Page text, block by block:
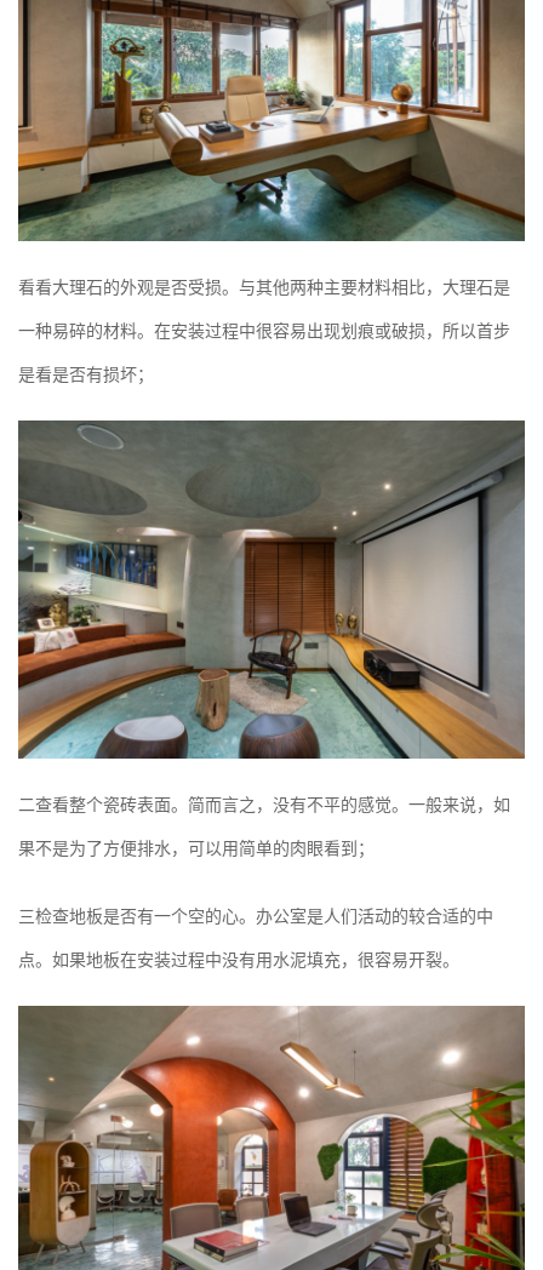
看看大理石的外观是否受损。与其他两种主要材料相比，大理石是
一种易碎的材料。在安装过程中很容易出现划痕或破损，所以首步
是看是否有损坏；
二查看整个瓷砖表面。简而言之，没有不平的感觉。一般来说，如
果不是为了方便排水，可以用简单的肉眼看到；
三检查地板是否有一个空的心。办公室是人们活动的较合适的中
点。如果地板在安装过程中没有用水泥填充，很容易开裂。